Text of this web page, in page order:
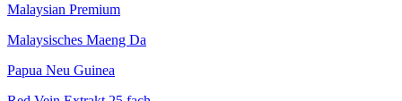
Malaysian Premium
Malaysisches Maeng Da
Papua Neu Guinea